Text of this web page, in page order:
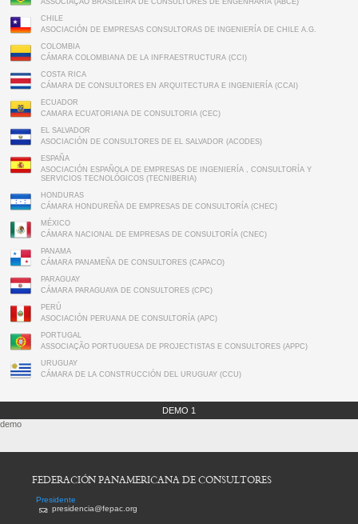
ASSOCIAÇÃO BRASILEIRA DE CONSULTORES DE ENGENHARIA (ABCE)
CHILE
ASOCIACIÓN DE EMPRESAS CONSULTORAS DE INGENIERÍA DE CHILE A.G.
COLOMBIA
CÁMARA COLOMBIANA DE LA INFRAESTRUCTURA (CCI)
COSTA RICA
CÁMARA DE CONSULTORES EN ARQUITECTURA E INGENIERÍA (CCAI)
ECUADOR
CAMARA ECUATORIANA DE CONSULTORIA (CEC)
EL SALVADOR
ASOCIACIÓN DE CONSULTORES DE EL SALVADOR (ACODES)
ESPAÑA
ASOCIACIÓN ESPAÑOLA DE EMPRESAS DE INGENIERÍA , CONSULTORÍA Y
SERVICIOS TECNOLÓGICOS (TECNIBERIA)
HONDURAS
CÁMARA HONDUREÑA DE EMPRESAS DE CONSULTORÍA (CHEC)
MÉXICO
CÁMARA NACIONAL DE EMPRESAS DE CONSULTORÍA (CNEC)
PANAMA
CÁMARA PANAMEÑA DE CONSULTORES (CAPACO)
PARAGUAY
CÁMARA PARAGUAYA DE CONSULTORES (CPC)
PERÚ
ASOCIACIÓN PERUANA DE CONSULTORÍA (APC)
PORTUGAL
ASSOCIAÇÃO PORTUGUESA DE PROJECTISTAS E CONSULTORES (APPC)
URUGUAY
CÁMARA DE LA CONSTRUCCIÓN DEL URUGUAY (CCU)
DEMO 1
demo
FEDERACIÓN PANAMERICANA DE CONSULTORES
Presidente
presidencia@fepac.org